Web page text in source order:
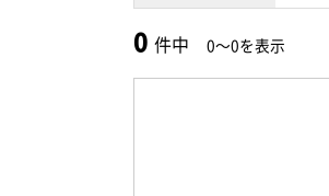
0 件中 0～0を表示